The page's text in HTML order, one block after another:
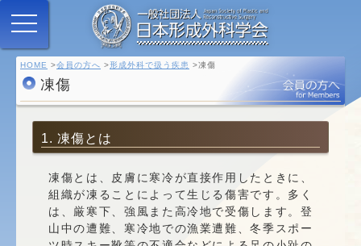
HOME 会員の方へ 形成外科で扱う疾患 凍傷
凍傷
1. 凍傷とは
凍傷とは、皮膚に寒冷が直接作用したときに、
組織が凍ることによって生じる傷害です。多く
は、厳寒下、強風また高冷地で受傷します。登
山中の遭難、寒冷地での漁業遭難、冬季スポー